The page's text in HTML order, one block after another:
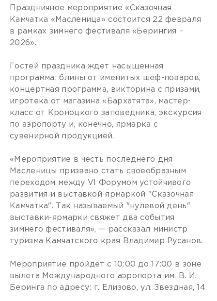
Праздничное мероприятие «Сказочная
Камчатка «Масленица» состоится 22 февраля
в рамках зимнего фестиваля «Берингия –
2026».
Гостей праздника ждет насыщенная
программа: блины от именитых шеф-поваров,
концертная программа, викторина с призами,
игротека от магазина «Бархатята», мастер-
класс от Кроноцкого заповедника, экскурсия
по аэропорту и, конечно, ярмарка с
сувенирной продукцией.
«Мероприятие в честь последнего дня
Масленицы призвано стать своеобразным
переходом между VI Форумом устойчивого
развития и выставкой-ярмаркой "Сказочная
Камчатка". Так называемый "нулевой день"
выставки-ярмарки свяжет два события
зимнего фестиваля», — рассказал министр
туризма Камчатского края Владимир Русанов.
Мероприятие пройдет с 10:00 до 17:00 в зоне
вылета Международного аэропорта им. В. И.
Беринга по адресу: г. Елизово, ул. Звездная, 14.